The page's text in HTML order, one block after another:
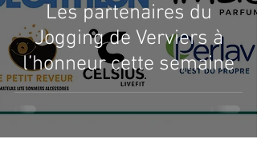
Les partenaires du
Jogging de Verviers à
l’honneur cette semaine